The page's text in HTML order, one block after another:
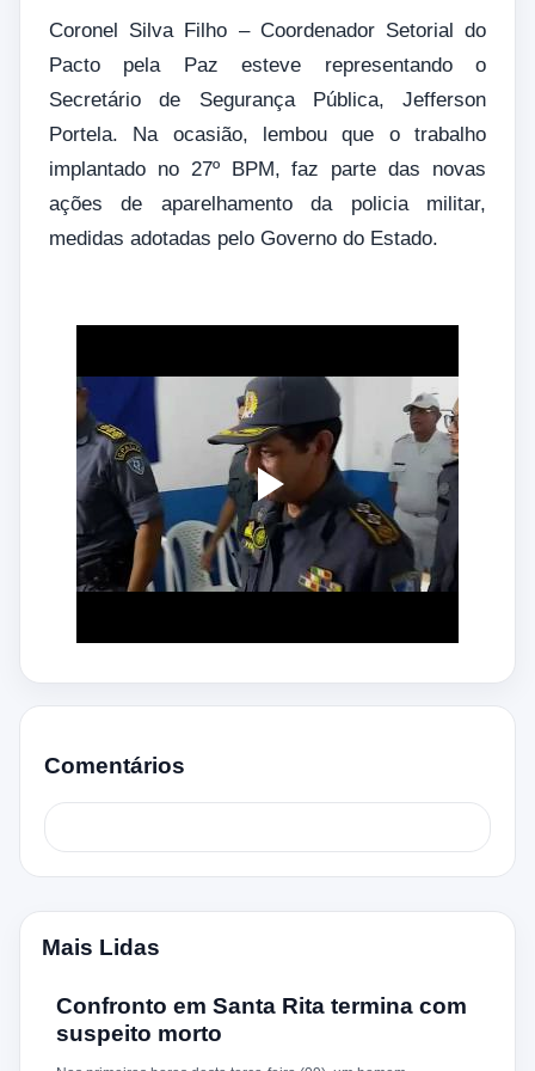
Coronel Silva Filho – Coordenador Setorial do
Pacto pela Paz esteve representando o
Secretário de Segurança Pública, Jefferson
Portela. Na ocasião, lembou que o trabalho
implantado no 27º BPM, faz parte das novas
ações de aparelhamento da policia militar,
medidas adotadas pelo Governo do Estado.
Comentários
Mais Lidas
Confronto em Santa Rita termina com
suspeito morto